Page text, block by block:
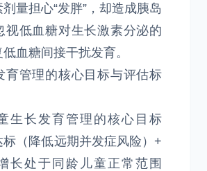
量担心“发胖”，却造成胰岛
视低血糖对生长激素分泌的
血糖间接干扰发育。
育管理的核心目标与评估标
生长发育管理的核心目标
标（降低远期并发症风险）+
长处于同龄儿童正常范围